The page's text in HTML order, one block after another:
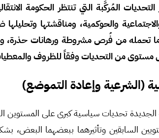
المُركَّبة التي تنتظر الحكومة
والحوكمية، ومناقشتها
تحمله من فُرص مشروطة ورهانات حذرة،
مستوى من التحديات وفقاً للظروف
(الشرعية وإعادة التموضع)
الجديدة تحديات سياسية كبرى على المستوين
السابقين وتأثيرهما ببعضهما